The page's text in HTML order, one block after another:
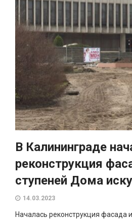
В Калининграде
реконструкция
ступеней Дома
14.03.2023
Началась реконструкция фасада